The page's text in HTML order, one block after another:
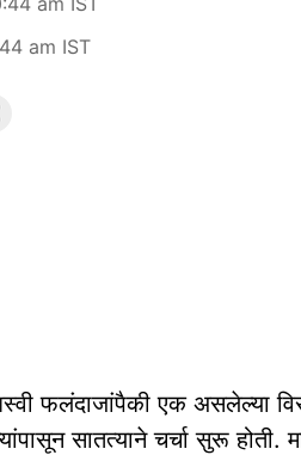
am IST
फलंदाजांपैकी एक असलेल्या
सातत्याने चर्चा सुरू होती.